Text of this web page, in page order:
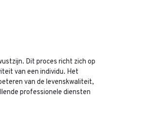
Dit proces richt zich op
van een individu. Het
van de levenskwaliteit,
professionele diensten